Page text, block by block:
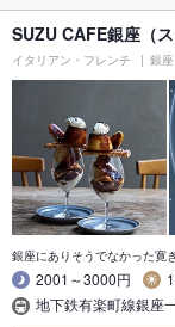
SUZU CAFE銀座（ス
イタリアン・フレンチ 銀座
銀座にありそうでなかった寛
2001～3000円
地下鉄有楽町線銀座